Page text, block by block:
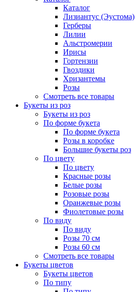
Каталог
Лизиантус (Эустома)
Герберы
Лилии
Альстромерии
Ирисы
Гортензии
Гвоздики
Хризантемы
Розы
Смотреть все товары
Букеты из роз
Букеты из роз
По форме букета
По форме букета
Розы в коробке
Большие букеты роз
По цвету
По цвету
Красные розы
Белые розы
Розовые розы
Оранжевые розы
Фиолетовые розы
По виду
По виду
Розы 70 см
Розы 60 см
Смотреть все товары
Букеты цветов
Букеты цветов
По типу